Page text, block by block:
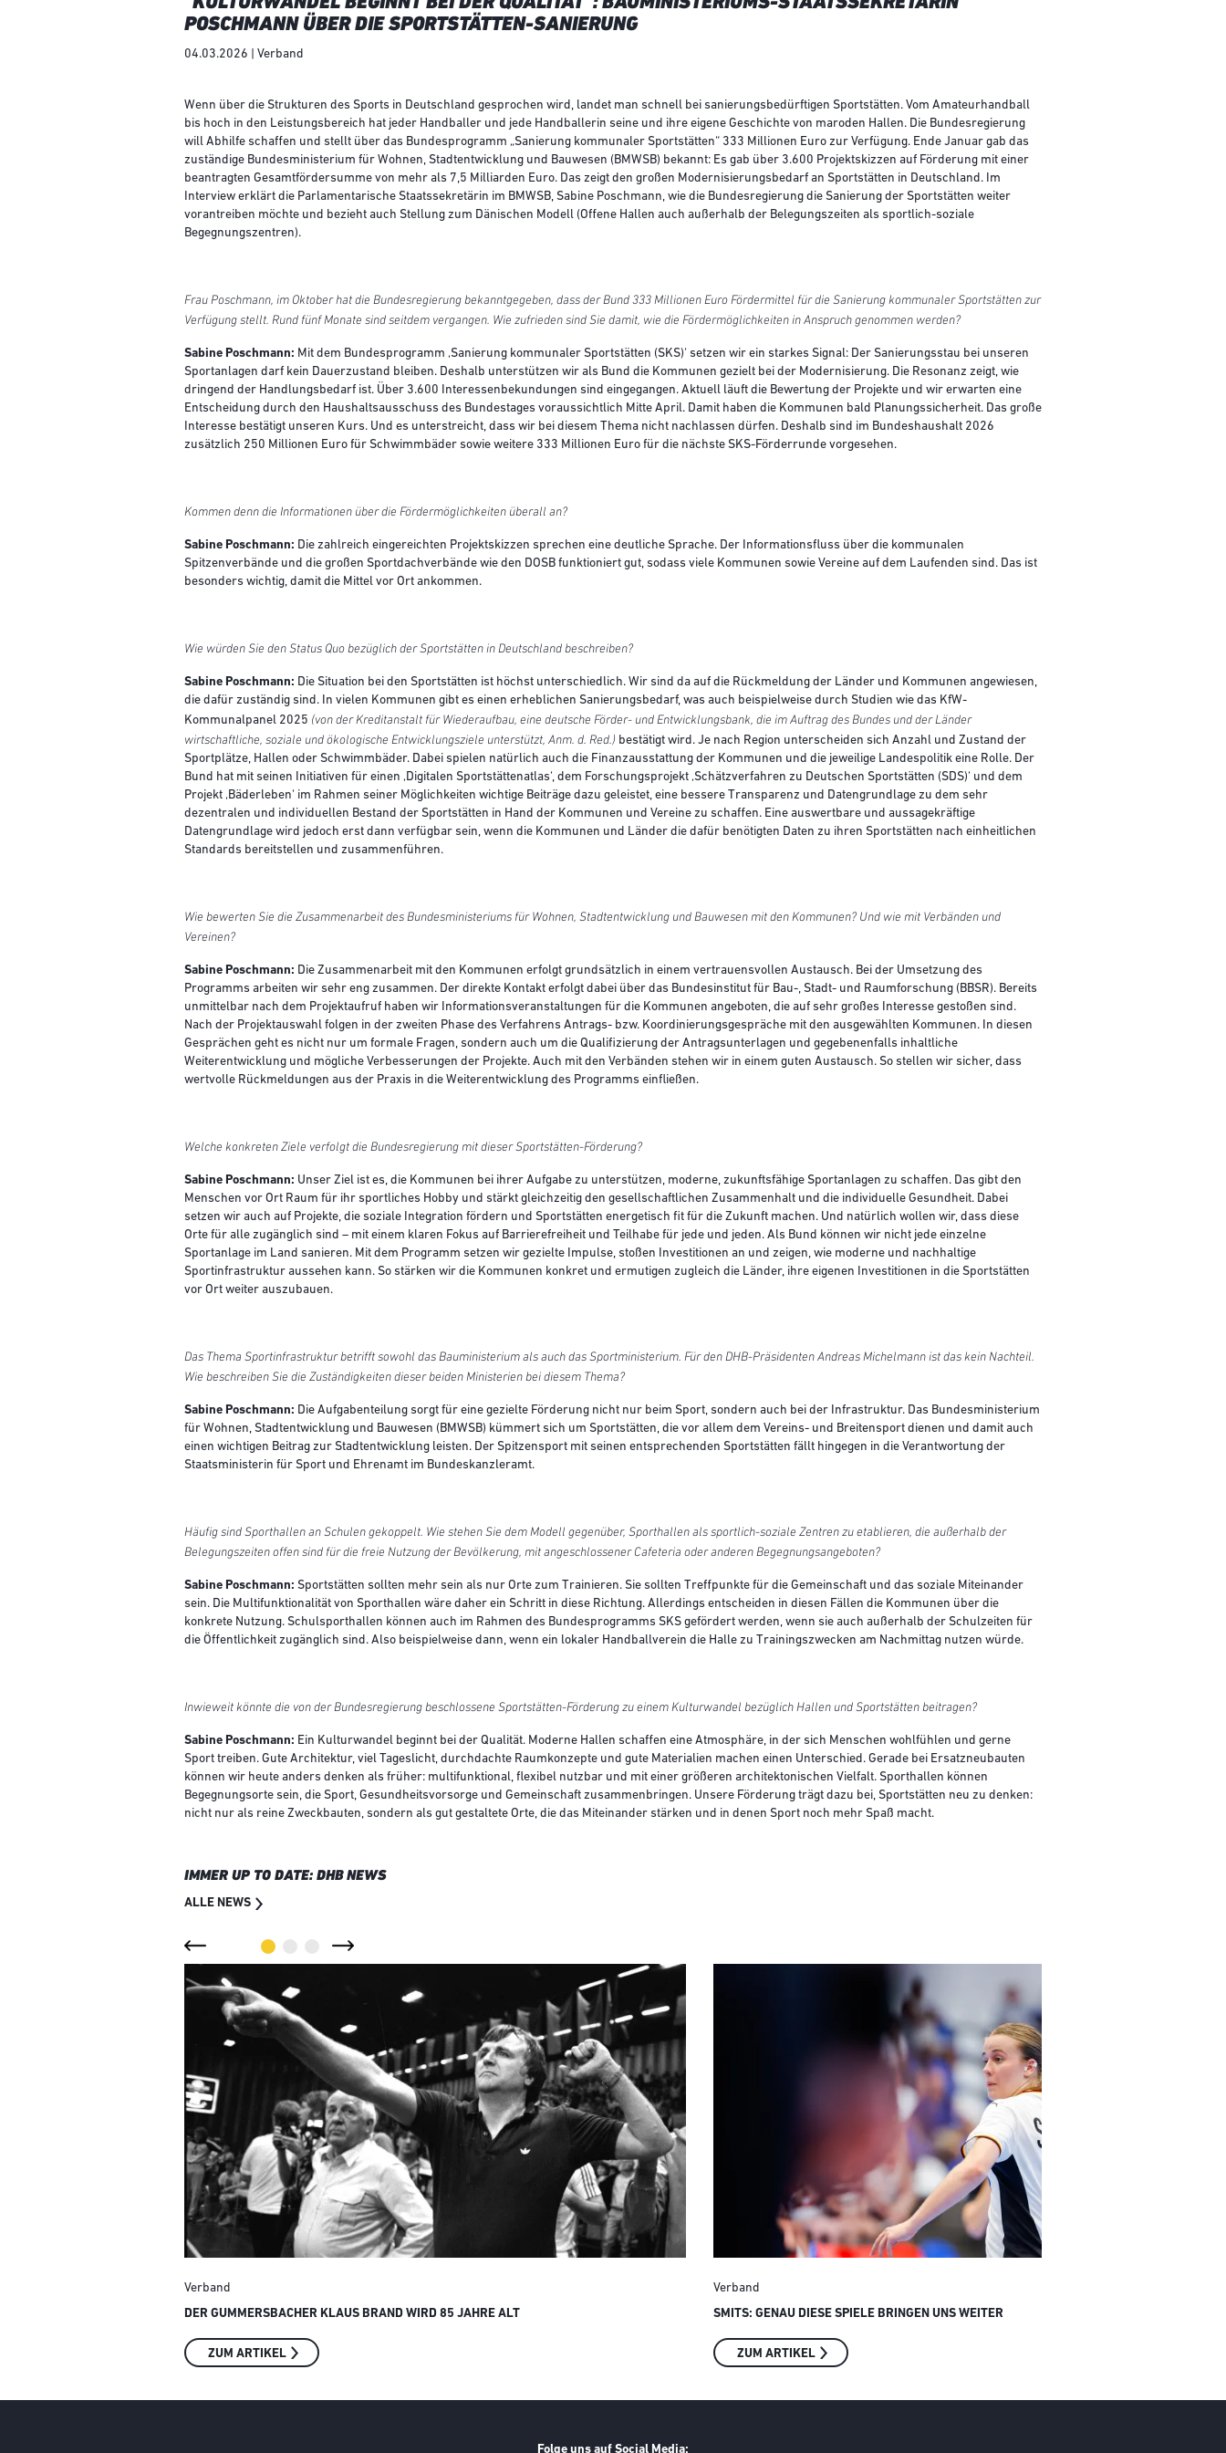
POSCHMANN ÜBER DIE SPORTSTÄTTEN-SANIERUNG
04.03.2026 | Verband
Wenn über die Strukturen des Sports in Deutschland gesprochen wird, landet man schnell bei sanierungsbedürftigen Sportstätten. Vom Amateurhandball
bis hoch in den Leistungsbereich hat jeder Handballer und jede Handballerin seine und ihre eigene Geschichte von maroden Hallen. Die Bundesregierung
will Abhilfe schaffen und stellt über das Bundesprogramm „Sanierung kommunaler Sportstätten“ 333 Millionen Euro zur Verfügung. Ende Januar gab das
zuständige Bundesministerium für Wohnen, Stadtentwicklung und Bauwesen (BMWSB) bekannt: Es gab über 3.600 Projektskizzen auf Förderung mit einer
beantragten Gesamtfördersumme von mehr als 7,5 Milliarden Euro. Das zeigt den großen Modernisierungsbedarf an Sportstätten in Deutschland. Im
Interview erklärt die Parlamentarische Staatssekretärin im BMWSB, Sabine Poschmann, wie die Bundesregierung die Sanierung der Sportstätten weiter
vorantreiben möchte und bezieht auch Stellung zum Dänischen Modell (Offene Hallen auch außerhalb der Belegungszeiten als sportlich-soziale
Begegnungszentren).
Frau Poschmann, im Oktober hat die Bundesregierung bekanntgegeben, dass der Bund 333 Millionen Euro Fördermittel für die Sanierung kommunaler Sportstätten zur
Verfügung stellt. Rund fünf Monate sind seitdem vergangen. Wie zufrieden sind Sie damit, wie die Fördermöglichkeiten in Anspruch genommen werden?
Sabine Poschmann: Mit dem Bundesprogramm ‚Sanierung kommunaler Sportstätten (SKS)‘ setzen wir ein starkes Signal: Der Sanierungsstau bei unseren
Sportanlagen darf kein Dauerzustand bleiben. Deshalb unterstützen wir als Bund die Kommunen gezielt bei der Modernisierung. Die Resonanz zeigt, wie
dringend der Handlungsbedarf ist. Über 3.600 Interessenbekundungen sind eingegangen. Aktuell läuft die Bewertung der Projekte und wir erwarten eine
Entscheidung durch den Haushaltsausschuss des Bundestages voraussichtlich Mitte April. Damit haben die Kommunen bald Planungssicherheit. Das große
Interesse bestätigt unseren Kurs. Und es unterstreicht, dass wir bei diesem Thema nicht nachlassen dürfen. Deshalb sind im Bundeshaushalt 2026
zusätzlich 250 Millionen Euro für Schwimmbäder sowie weitere 333 Millionen Euro für die nächste SKS-Förderrunde vorgesehen.
Kommen denn die Informationen über die Fördermöglichkeiten überall an?
Sabine Poschmann: Die zahlreich eingereichten Projektskizzen sprechen eine deutliche Sprache. Der Informationsfluss über die kommunalen
Spitzenverbände und die großen Sportdachverbände wie den DOSB funktioniert gut, sodass viele Kommunen sowie Vereine auf dem Laufenden sind. Das ist
besonders wichtig, damit die Mittel vor Ort ankommen.
Wie würden Sie den Status Quo bezüglich der Sportstätten in Deutschland beschreiben?
Sabine Poschmann: Die Situation bei den Sportstätten ist höchst unterschiedlich. Wir sind da auf die Rückmeldung der Länder und Kommunen angewiesen,
die dafür zuständig sind. In vielen Kommunen gibt es einen erheblichen Sanierungsbedarf, was auch beispielweise durch Studien wie das KfW-
Kommunalpanel 2025 (von der Kreditanstalt für Wiederaufbau, eine deutsche Förder- und Entwicklungsbank, die im Auftrag des Bundes und der Länder
wirtschaftliche, soziale und ökologische Entwicklungsziele unterstützt, Anm. d. Red.) bestätigt wird. Je nach Region unterscheiden sich Anzahl und Zustand der
Sportplätze, Hallen oder Schwimmbäder. Dabei spielen natürlich auch die Finanzausstattung der Kommunen und die jeweilige Landespolitik eine Rolle. Der
Bund hat mit seinen Initiativen für einen ‚Digitalen Sportstättenatlas‘, dem Forschungsprojekt ‚Schätzverfahren zu Deutschen Sportstätten (SDS)‘ und dem
Projekt ‚Bäderleben‘ im Rahmen seiner Möglichkeiten wichtige Beiträge dazu geleistet, eine bessere Transparenz und Datengrundlage zu dem sehr
dezentralen und individuellen Bestand der Sportstätten in Hand der Kommunen und Vereine zu schaffen. Eine auswertbare und aussagekräftige
Datengrundlage wird jedoch erst dann verfügbar sein, wenn die Kommunen und Länder die dafür benötigten Daten zu ihren Sportstätten nach einheitlichen
Standards bereitstellen und zusammenführen.
Wie bewerten Sie die Zusammenarbeit des Bundesministeriums für Wohnen, Stadtentwicklung und Bauwesen mit den Kommunen? Und wie mit Verbänden und
Vereinen?
Sabine Poschmann: Die Zusammenarbeit mit den Kommunen erfolgt grundsätzlich in einem vertrauensvollen Austausch. Bei der Umsetzung des
Programms arbeiten wir sehr eng zusammen. Der direkte Kontakt erfolgt dabei über das Bundesinstitut für Bau-, Stadt- und Raumforschung (BBSR). Bereits
unmittelbar nach dem Projektaufruf haben wir Informationsveranstaltungen für die Kommunen angeboten, die auf sehr großes Interesse gestoßen sind.
Nach der Projektauswahl folgen in der zweiten Phase des Verfahrens Antrags- bzw. Koordinierungsgespräche mit den ausgewählten Kommunen. In diesen
Gesprächen geht es nicht nur um formale Fragen, sondern auch um die Qualifizierung der Antragsunterlagen und gegebenenfalls inhaltliche
Weiterentwicklung und mögliche Verbesserungen der Projekte. Auch mit den Verbänden stehen wir in einem guten Austausch. So stellen wir sicher, dass
wertvolle Rückmeldungen aus der Praxis in die Weiterentwicklung des Programms einfließen.
Welche konkreten Ziele verfolgt die Bundesregierung mit dieser Sportstätten-Förderung?
Sabine Poschmann: Unser Ziel ist es, die Kommunen bei ihrer Aufgabe zu unterstützen, moderne, zukunftsfähige Sportanlagen zu schaffen. Das gibt den
Menschen vor Ort Raum für ihr sportliches Hobby und stärkt gleichzeitig den gesellschaftlichen Zusammenhalt und die individuelle Gesundheit. Dabei
setzen wir auch auf Projekte, die soziale Integration fördern und Sportstätten energetisch fit für die Zukunft machen. Und natürlich wollen wir, dass diese
Orte für alle zugänglich sind – mit einem klaren Fokus auf Barrierefreiheit und Teilhabe für jede und jeden. Als Bund können wir nicht jede einzelne
Sportanlage im Land sanieren. Mit dem Programm setzen wir gezielte Impulse, stoßen Investitionen an und zeigen, wie moderne und nachhaltige
Sportinfrastruktur aussehen kann. So stärken wir die Kommunen konkret und ermutigen zugleich die Länder, ihre eigenen Investitionen in die Sportstätten
vor Ort weiter auszubauen.
Das Thema Sportinfrastruktur betrifft sowohl das Bauministerium als auch das Sportministerium. Für den DHB-Präsidenten Andreas Michelmann ist das kein Nachteil.
Wie beschreiben Sie die Zuständigkeiten dieser beiden Ministerien bei diesem Thema?
Sabine Poschmann: Die Aufgabenteilung sorgt für eine gezielte Förderung nicht nur beim Sport, sondern auch bei der Infrastruktur. Das Bundesministerium
für Wohnen, Stadtentwicklung und Bauwesen (BMWSB) kümmert sich um Sportstätten, die vor allem dem Vereins- und Breitensport dienen und damit auch
einen wichtigen Beitrag zur Stadtentwicklung leisten. Der Spitzensport mit seinen entsprechenden Sportstätten fällt hingegen in die Verantwortung der
Staatsministerin für Sport und Ehrenamt im Bundeskanzleramt.
Häufig sind Sporthallen an Schulen gekoppelt. Wie stehen Sie dem Modell gegenüber, Sporthallen als sportlich-soziale Zentren zu etablieren, die außerhalb der
Belegungszeiten offen sind für die freie Nutzung der Bevölkerung, mit angeschlossener Cafeteria oder anderen Begegnungsangeboten?
Sabine Poschmann: Sportstätten sollten mehr sein als nur Orte zum Trainieren. Sie sollten Treffpunkte für die Gemeinschaft und das soziale Miteinander
sein. Die Multifunktionalität von Sporthallen wäre daher ein Schritt in diese Richtung. Allerdings entscheiden in diesen Fällen die Kommunen über die
konkrete Nutzung. Schulsporthallen können auch im Rahmen des Bundesprogramms SKS gefördert werden, wenn sie auch außerhalb der Schulzeiten für
die Öffentlichkeit zugänglich sind. Also beispielweise dann, wenn ein lokaler Handballverein die Halle zu Trainingszwecken am Nachmittag nutzen würde.
Inwieweit könnte die von der Bundesregierung beschlossene Sportstätten-Förderung zu einem Kulturwandel bezüglich Hallen und Sportstätten beitragen?
Sabine Poschmann: Ein Kulturwandel beginnt bei der Qualität. Moderne Hallen schaffen eine Atmosphäre, in der sich Menschen wohlfühlen und gerne
Sport treiben. Gute Architektur, viel Tageslicht, durchdachte Raumkonzepte und gute Materialien machen einen Unterschied. Gerade bei Ersatzneubauten
können wir heute anders denken als früher: multifunktional, flexibel nutzbar und mit einer größeren architektonischen Vielfalt. Sporthallen können
Begegnungsorte sein, die Sport, Gesundheitsvorsorge und Gemeinschaft zusammenbringen. Unsere Förderung trägt dazu bei, Sportstätten neu zu denken:
nicht nur als reine Zweckbauten, sondern als gut gestaltete Orte, die das Miteinander stärken und in denen Sport noch mehr Spaß macht.
IMMER UP TO DATE: DHB NEWS
ALLE NEWS
Verband
DER GUMMERSBACHER KLAUS BRAND WIRD 85 JAHRE ALT
ZUM ARTIKEL
Verband
SMITS: GENAU DIESE SPIELE BRINGEN UNS WEITER
ZUM ARTIKEL
Folge uns auf Social Media: